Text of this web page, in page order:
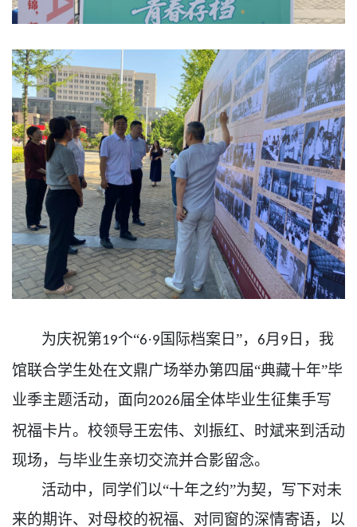
为庆祝第19个“6·9 国际档案日”， 6月 9 日， 我
馆联合学生处在文鼎广场举办第四届“典藏十年”毕
业季主题活动，面向2026届全体毕业生征集手写
祝福卡片。校领导王宏伟、刘振红、时斌来到活动
现场，与毕业生亲切交流并合影留念。
活动中，同学们以“十年之约”为契，写下对未
来的期许、对母校的祝福、对同窗的深情寄语，以